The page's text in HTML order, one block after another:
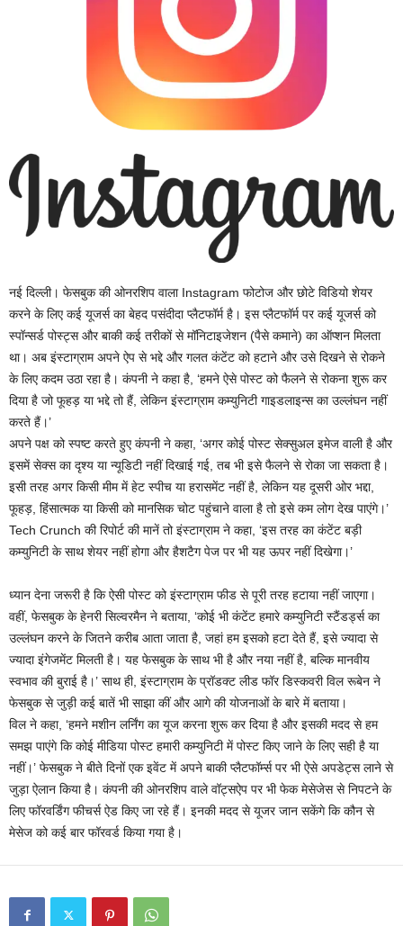
नई दिल्ली। फेसबुक की ओनरशिप वाला Instagram फोटोज और छोटे विडियो शेयर
करने के लिए कई यूजर्स का बेहद पसंदीदा प्लैटफॉर्म है। इस प्लैटफॉर्म पर कई यूजर्स को
स्पॉन्सर्ड पोस्ट्स और बाकी कई तरीकों से मॉनिटाइजेशन (पैसे कमाने) का ऑप्शन मिलता
था। अब इंस्टाग्राम अपने ऐप से भद्दे और गलत कंटेंट को हटाने और उसे दिखने से रोकने
के लिए कदम उठा रहा है। कंपनी ने कहा है, ‘हमने ऐसे पोस्ट को फैलने से रोकना शुरू कर
दिया है जो फूहड़ या भद्दे तो हैं, लेकिन इंस्टाग्राम कम्युनिटी गाइडलाइन्स का उल्लंघन नहीं
करते हैं।’
अपने पक्ष को स्पष्ट करते हुए कंपनी ने कहा, ‘अगर कोई पोस्ट सेक्सुअल इमेज वाली है और
इसमें सेक्स का दृश्य या न्यूडिटी नहीं दिखाई गई, तब भी इसे फैलने से रोका जा सकता है।
इसी तरह अगर किसी मीम में हेट स्पीच या हरासमेंट नहीं है, लेकिन यह दूसरी ओर भद्दा,
फूहड़, हिंसात्मक या किसी को मानसिक चोट पहुंचाने वाला है तो इसे कम लोग देख पाएंगे।’
Tech Crunch की रिपोर्ट की मानें तो इंस्टाग्राम ने कहा, ‘इस तरह का कंटेंट बड़ी
कम्युनिटी के साथ शेयर नहीं होगा और हैशटैग पेज पर भी यह ऊपर नहीं दिखेगा।’
ध्यान देना जरूरी है कि ऐसी पोस्ट को इंस्टाग्राम फीड से पूरी तरह हटाया नहीं जाएगा।
वहीं, फेसबुक के हेनरी सिल्वरमैन ने बताया, ‘कोई भी कंटेंट हमारे कम्युनिटी स्टैंडर्ड्स का
उल्लंघन करने के जितने करीब आता जाता है, जहां हम इसको हटा देते हैं, इसे ज्यादा से
ज्यादा इंगेजमेंट मिलती है। यह फेसबुक के साथ भी है और नया नहीं है, बल्कि मानवीय
स्वभाव की बुराई है।’ साथ ही, इंस्टाग्राम के प्रॉडक्ट लीड फॉर डिस्कवरी विल रूबेन ने
फेसबुक से जुड़ी कई बातें भी साझा कीं और आगे की योजनाओं के बारे में बताया।
विल ने कहा, ‘हमने मशीन लर्निंग का यूज करना शुरू कर दिया है और इसकी मदद से हम
समझ पाएंगे कि कोई मीडिया पोस्ट हमारी कम्युनिटी में पोस्ट किए जाने के लिए सही है या
नहीं।’ फेसबुक ने बीते दिनों एक इवेंट में अपने बाकी प्लैटफॉर्म्स पर भी ऐसे अपडेट्स लाने से
जुड़ा ऐलान किया है। कंपनी की ओनरशिप वाले वॉट्सऐप पर भी फेक मेसेजेस से निपटने के
लिए फॉरवर्डिंग फीचर्स ऐड किए जा रहे हैं। इनकी मदद से यूजर जान सकेंगे कि कौन से
मेसेज को कई बार फॉरवर्ड किया गया है।